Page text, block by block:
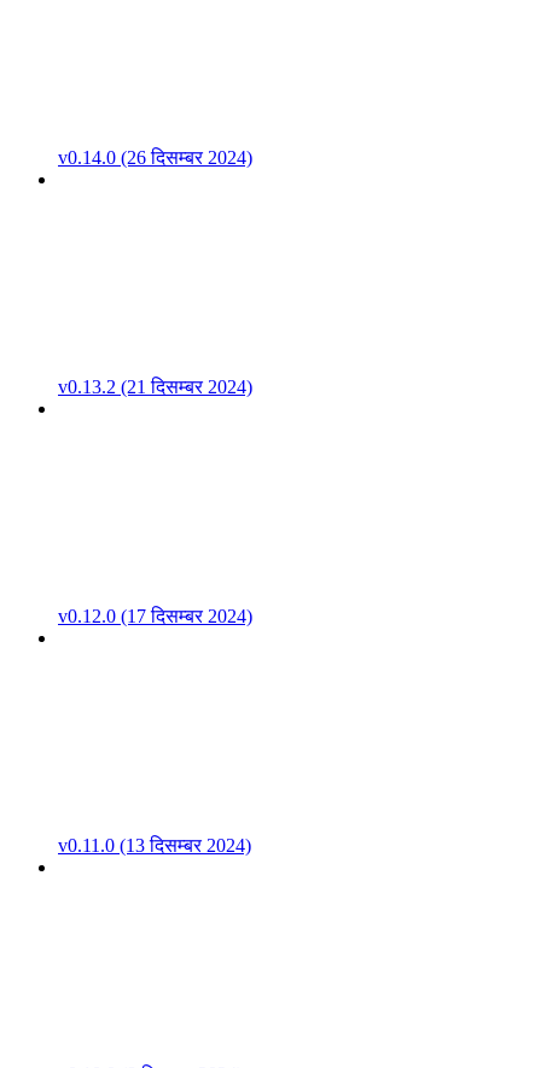
v0.14.0 (26 दिसम्बर 2024)
v0.13.2 (21 दिसम्बर 2024)
v0.12.0 (17 दिसम्बर 2024)
v0.11.0 (13 दिसम्बर 2024)